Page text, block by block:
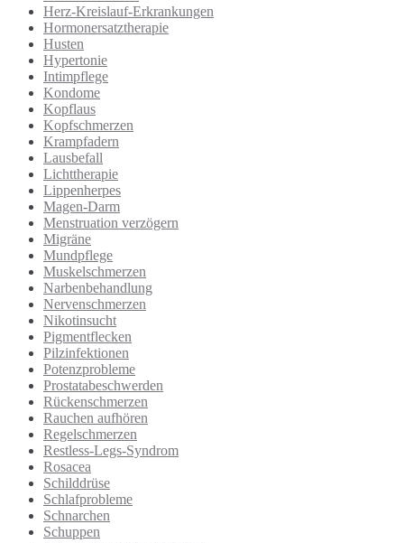
Herz-Kreislauf-Erkrankungen
Hormonersatztherapie
Husten
Hypertonie
Intimpflege
Kondome
Kopflaus
Kopfschmerzen
Krampfadern
Lausbefall
Lichttherapie
Lippenherpes
Magen-Darm
Menstruation verzögern
Migräne
Mundpflege
Muskelschmerzen
Narbenbehandlung
Nervenschmerzen
Nikotinsucht
Pigmentflecken
Pilzinfektionen
Potenzprobleme
Prostatabeschwerden
Rückenschmerzen
Rauchen aufhören
Regelschmerzen
Restless-Legs-Syndrom
Rosacea
Schilddrüse
Schlafprobleme
Schnarchen
Schuppen